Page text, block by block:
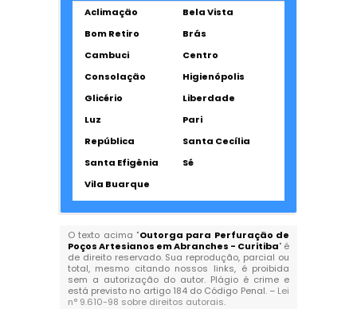
Aclimação
Bela Vista
Bom Retiro
Brás
Cambuci
Centro
Consolação
Higienópolis
Glicério
Liberdade
Luz
Pari
República
Santa Cecília
Santa Efigênia
Sé
Vila Buarque
O texto acima "Outorga para Perfuração de
Poços Artesianos em Abranches - Curitiba" é
de direito reservado. Sua reprodução, parcial ou
total, mesmo citando nossos links, é proibida
sem a autorização do autor. Plágio é crime e
está previsto no artigo 184 do Código Penal. – Lei
n° 9.610-98 sobre direitos autorais.